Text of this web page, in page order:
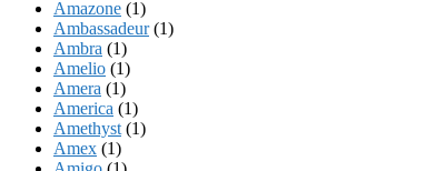
Amazone (1)
Ambassadeur(1)
Ambra (1)
Amelio (1)
Amera (1)
America (1)
Amethyst (1)
Amex (1)